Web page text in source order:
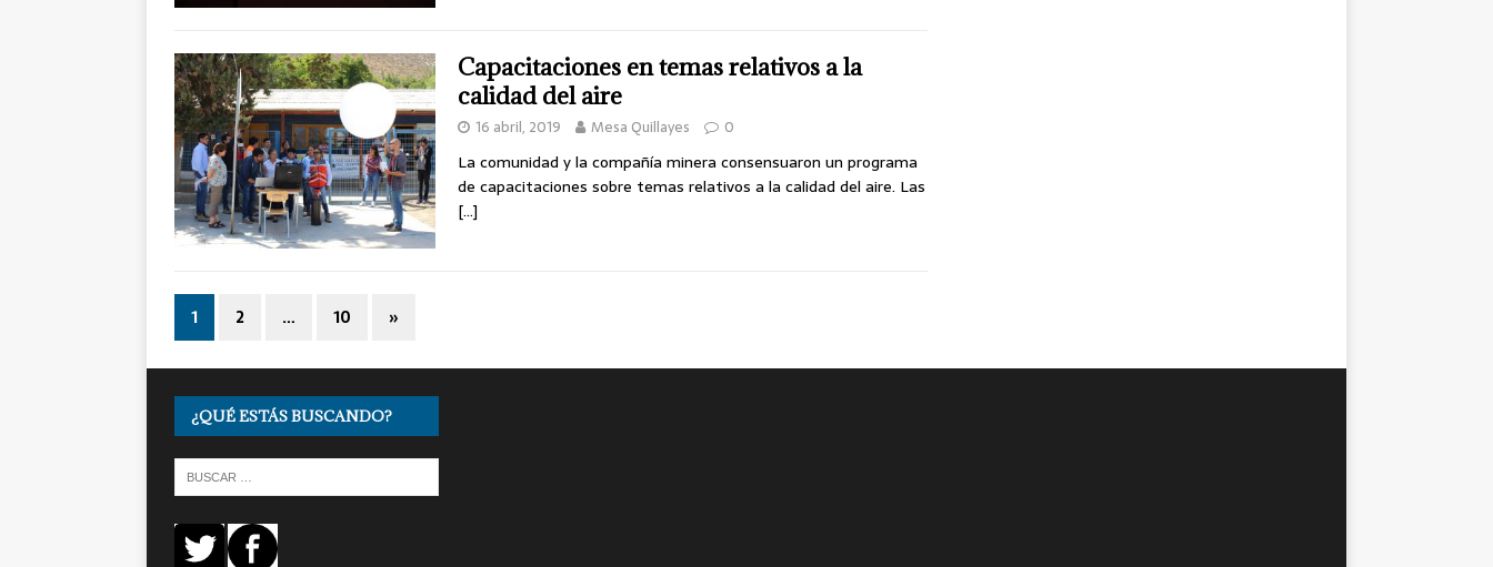
Capacitaciones en temas relativos a la
calidad del aire
16 abril, 2019 Mesa Quillayes 0
La comunidad y la compañía minera consensuaron un programa
de capacitaciones sobre temas relativos a la calidad del aire. Las
[…]
1 2 … 10 »
¿QUÉ ESTÁS BUSCANDO?